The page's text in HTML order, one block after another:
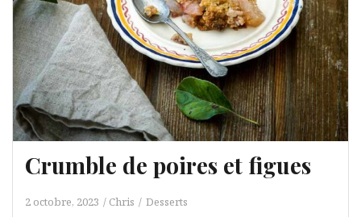
Crumble de poires et figues
2 octobre, 2023 Chris Desserts